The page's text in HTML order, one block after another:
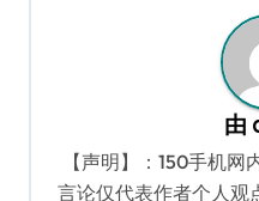
由
【声明】：150手机
言论仅代表作者个人观